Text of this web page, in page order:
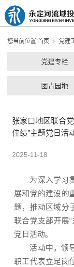
您当前位置:首页 党建
党建专栏
团青园地
张家口地区联合
佳绩”主题党日活
2025-11-18
为深入学习
展和党的建设的
题，推动区域分
联合党支部开展
党日活动。
活动中，领
职工代表立足岗